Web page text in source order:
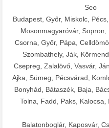
Seo
Budapest, Győr, Miskolc,
Mosonmagyaróvár, Sopron,
Csorna, Győr, Pápa,
Szombathely, Ják,
Csepreg, Zalalövő, Vasvár,
Ajka, Sümeg, Pécsvárad,
Bonyhád, Bátaszék, Baja,
Tolna, Fadd, Paks, Kalocsa,
Balatonboglár, Kaposvár,